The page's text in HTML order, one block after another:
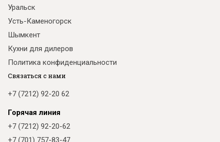
Уральск
Усть-Каменогорск
Шымкент
Кухни для дилеров
Политика конфиденциальности
Связаться с нами
+7 (7212) 92-20 62
Горячая линия
+7 (7212) 92-20-62
+7 (701) 757-83-47